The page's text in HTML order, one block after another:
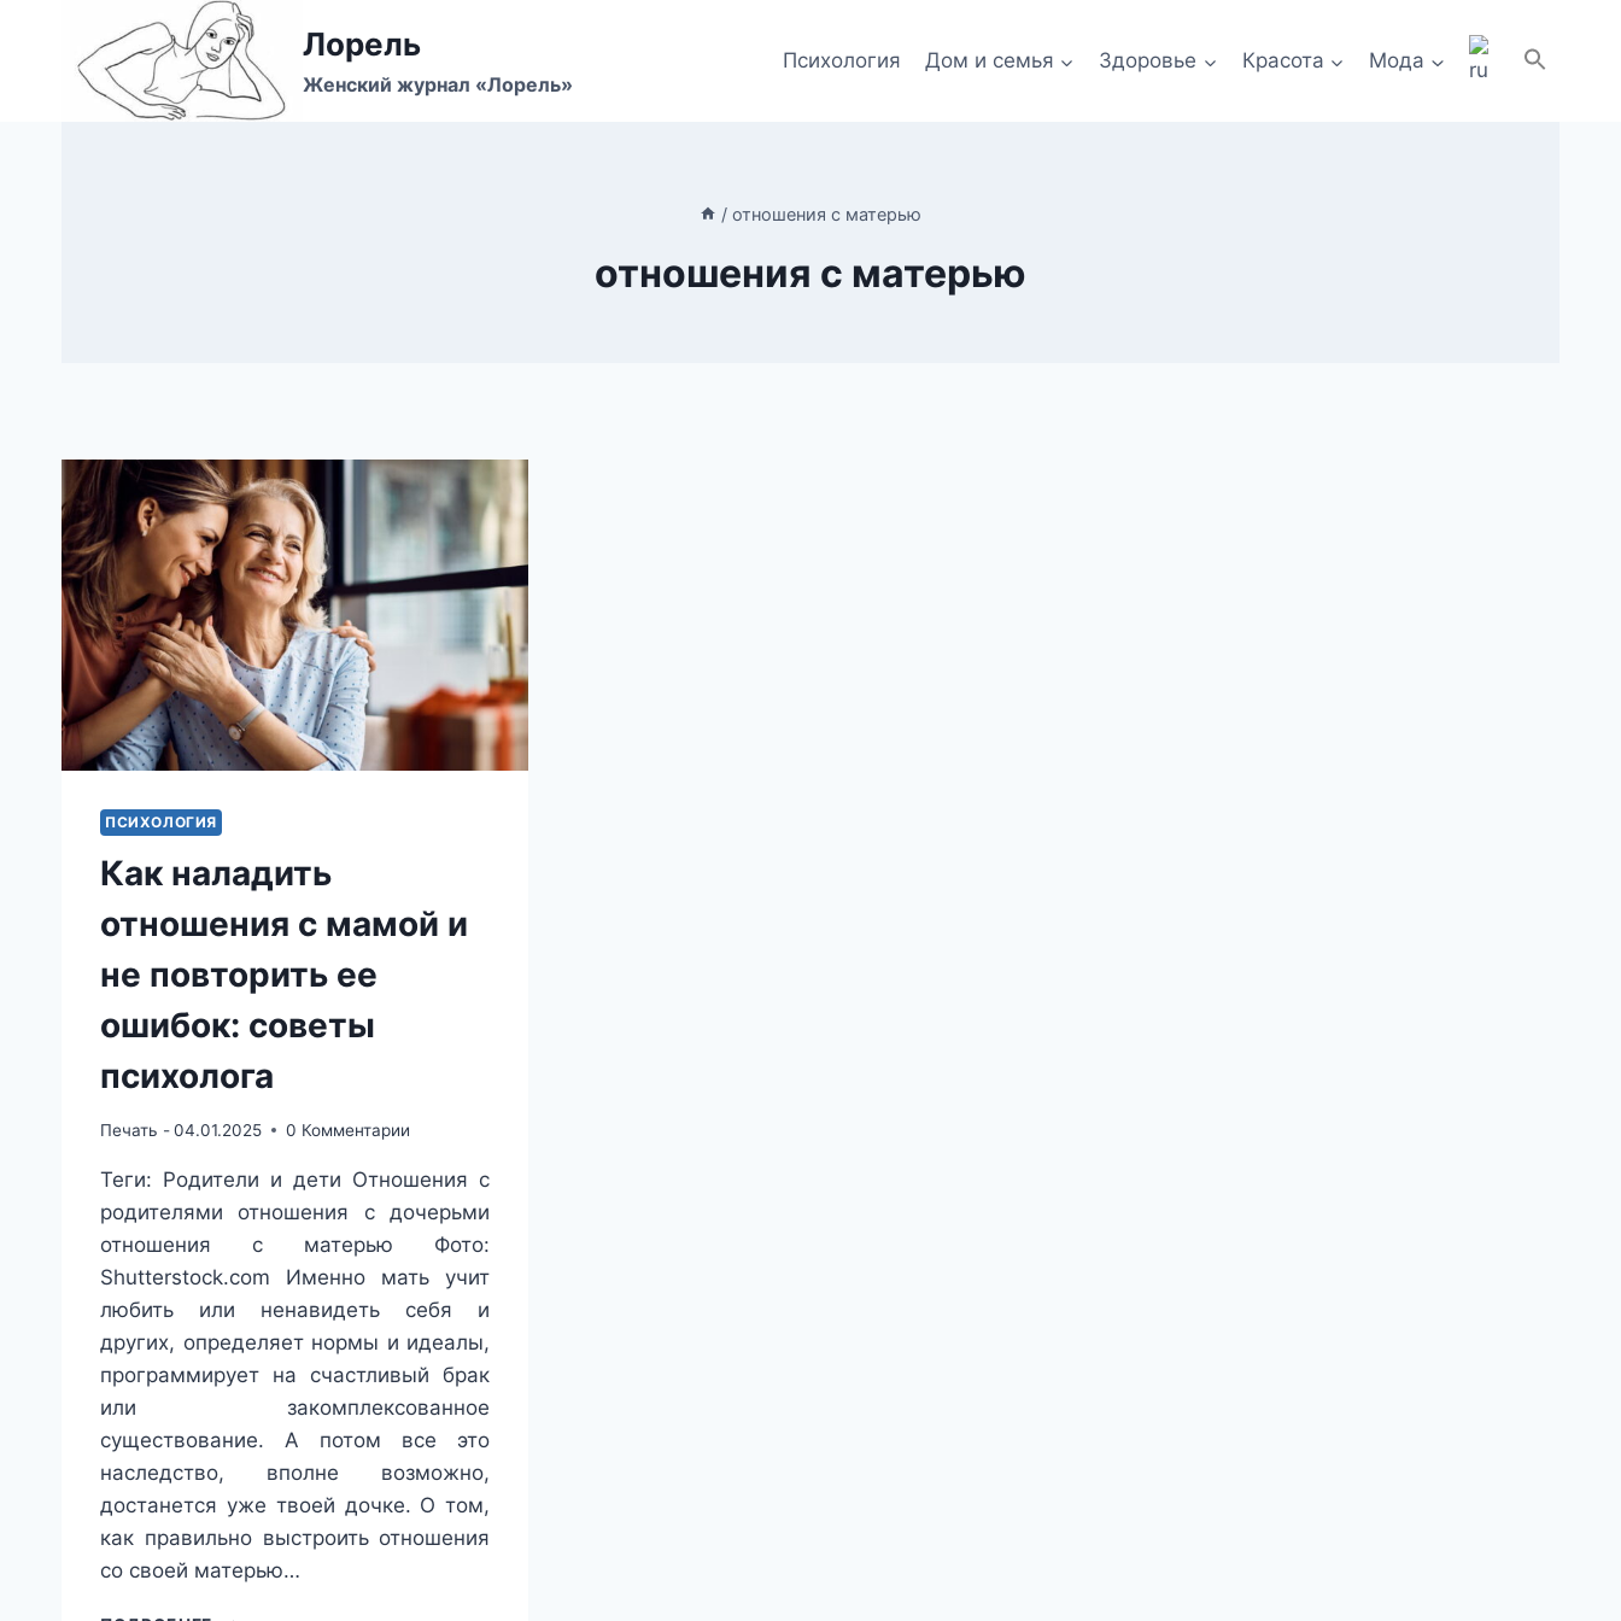
содержимому
Лорель
Женский журнал «Лорель»
Психология Дом и семья Здоровье Красота Мода
/ отношения с матерью
отношения с матерью
ПСИХОЛОГИЯ
Как наладить
отношения с мамой и
не повторить ее
ошибок: советы
психолога
Печать -04.01.2025 0 Комментарии
Теги: Родители и дети Отношения с
родителями отношения с дочерьми
отношения с матерью Фото:
Shutterstock.com Именно мать учит
любить или ненавидеть себя и
других, определяет нормы и идеалы,
программирует на счастливый брак
или закомплексованное
существование. А потом все это
наследство, вполне возможно,
достанется уже твоей дочке. О том,
как правильно выстроить отношения
со своей матерью…